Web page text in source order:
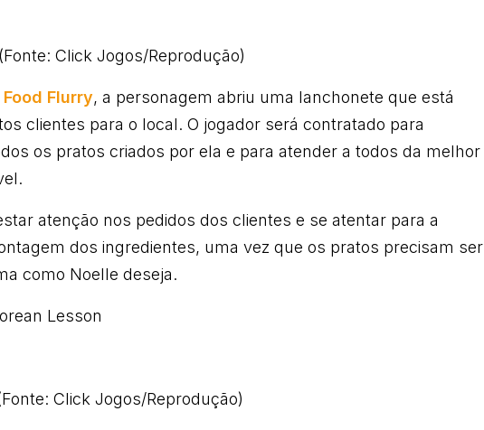
(Fonte: Click Jogos/Reprodução)
Flurry, a personagem abriu uma lanchonete que está
clientes para o local. O jogador será contratado para
os pratos criados por ela e para atender a todos da melhor
atenção nos pedidos dos clientes e se atentar para a
dos ingredientes, uma vez que os pratos precisam ser
como Noelle deseja.
Lesson
Click Jogos/Reprodução)